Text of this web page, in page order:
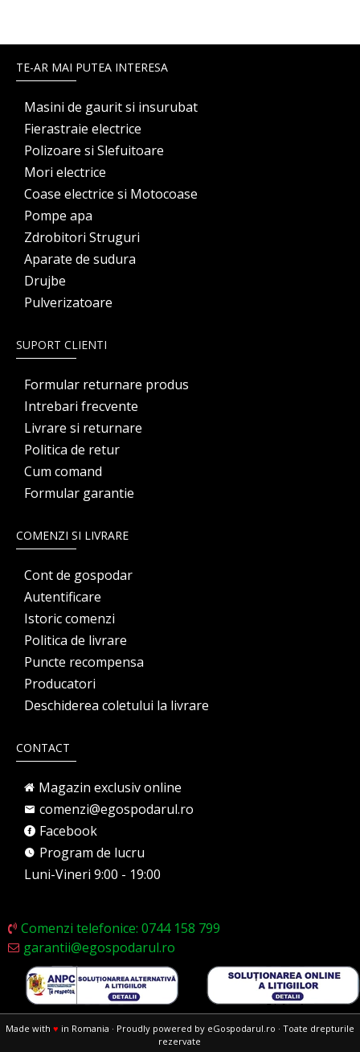
TE-AR MAI PUTEA INTERESA
Masini de gaurit si insurubat
Fierastraie electrice
Polizoare si Slefuitoare
Mori electrice
Coase electrice si Motocoase
Pompe apa
Zdrobitori Struguri
Aparate de sudura
Drujbe
Pulverizatoare
SUPORT CLIENTI
Formular returnare produs
Intrebari frecvente
Livrare si returnare
Politica de retur
Cum comand
Formular garantie
COMENZI SI LIVRARE
Cont de gospodar
Autentificare
Istoric comenzi
Politica de livrare
Puncte recompensa
Producatori
Deschiderea coletului la livrare
CONTACT
Magazin exclusiv online
comenzi@egospodarul.ro
Facebook
Program de lucru
Luni-Vineri 9:00 - 19:00
Comenzi telefonice: 0744 158 799
garantii@egospodarul.ro
Made with ♥ in Romania · Proudly powered by eGospodarul.ro · Toate drepturile
rezervate